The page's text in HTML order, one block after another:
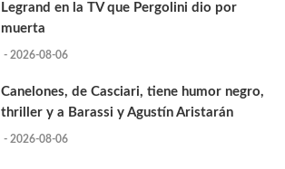
Legrand en la TV que Pergolini dio por
muerta
- 2026-08-06
Canelones, de Casciari, tiene humor negro,
thriller y a Barassi y Agustín Aristarán
- 2026-08-06